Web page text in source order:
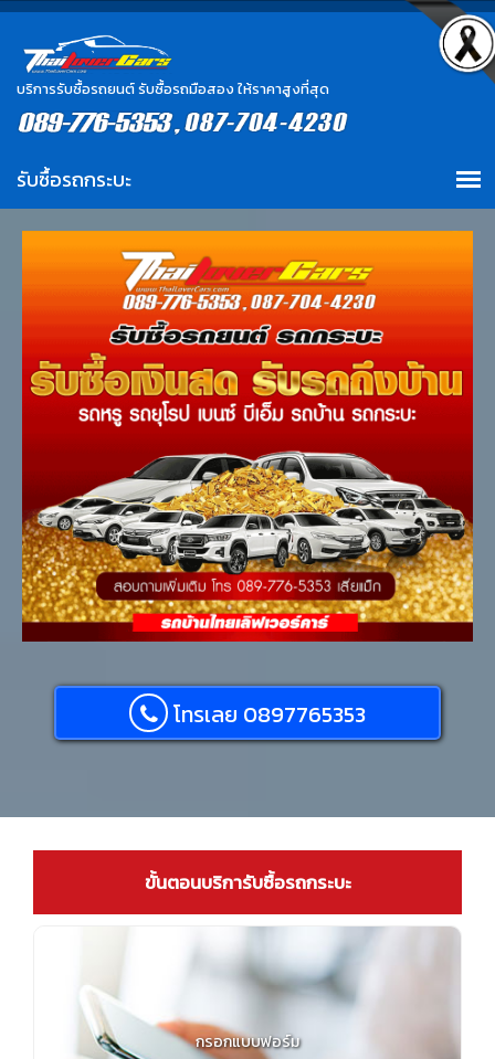
บริการรับซื้อรถยนต์ รับซื้อรถมือสอง ให้ราคาสูงที่สุด
โทรเลย 0897765353
ขั้นตอนบริการับซื้อรถกระบะ
กรอกแบบฟอร์ม